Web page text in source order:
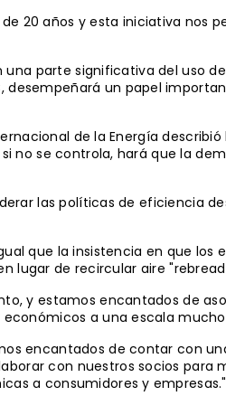
20 años y esta iniciativa nos
parte significativa del uso
un papel
de la Energía
se controla, hará que la
las políticas de eficiencia
que la insistencia en que los
lugar de recircular aire
y estamos encantados de
a una escala
encantados de contar con
con nuestros socios
a consumidores y empresas."